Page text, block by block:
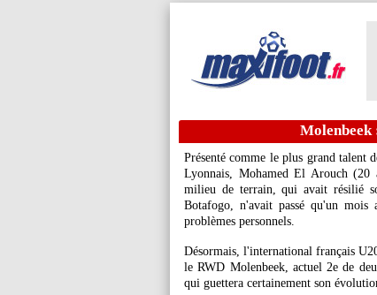
Molenbeek
Présenté comme le plus grand talent
Lyonnais, Mohamed El Arouch (20
milieu de terrain, qui avait résilié
Botafogo, n'avait passé qu'un mois
problèmes personnels.
Désormais, l'international français
le RWD Molenbeek, actuel 2e de
qui guettera certainement son